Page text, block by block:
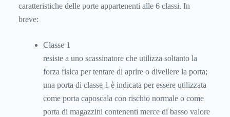
caratteristiche delle porte appartenenti alle 6 classi. In
breve:
Classe 1
resiste a uno scassinatore che utilizza soltanto la
forza fisica per tentare di aprire o divellere la porta;
una porta di classe 1 è indicata per essere utilizzata
come porta caposcala con rischio normale o come
porta di magazzini contenenti merce di basso valore